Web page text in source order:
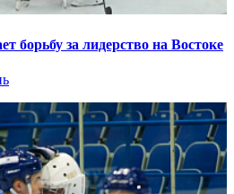
борьбу за лидерство на Востоке